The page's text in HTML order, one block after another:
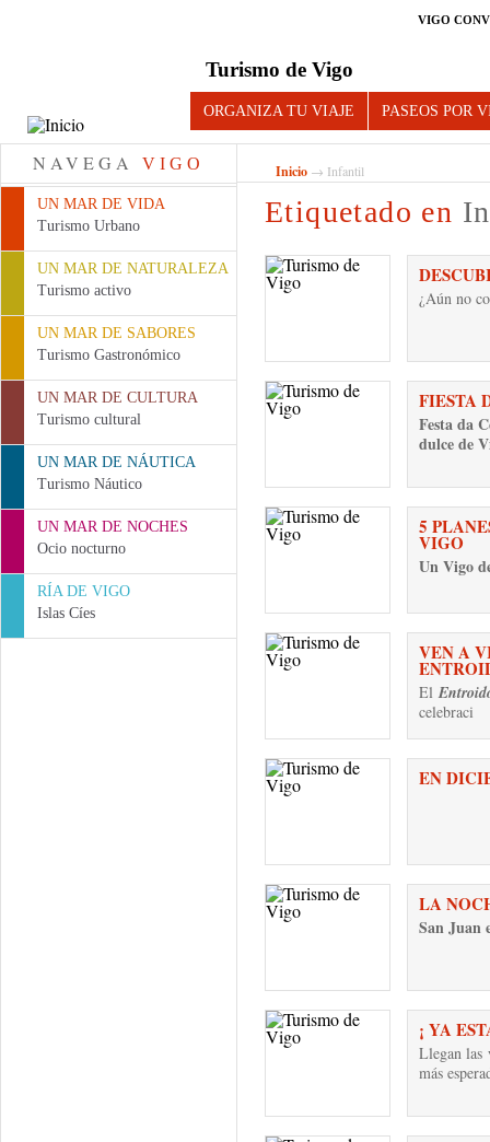
VIGO
Turismo de Vigo
ORGANIZA TU VIAJE PASEOS POR
NAVEGA VIGO
UN MAR DE VIDA
Turismo Urbano
UN MAR DE NATURALEZA
Turismo activo
UN MAR DE SABORES
Turismo Gastronómico
UN MAR DE CULTURA
Turismo cultural
UN MAR DE NÁUTICA
Turismo Náutico
UN MAR DE NOCHES
Ocio nocturno
RÍA DE VIGO
Islas Cíes
Inicio → Infantil
Etiquetado en
¿Aún no
FIESTA
Festa da
dulce de
5
VIGO
Un Vigo
VEN A
El
celebraci
EN
LA
San Juan
¡ YA
Llegan las
más